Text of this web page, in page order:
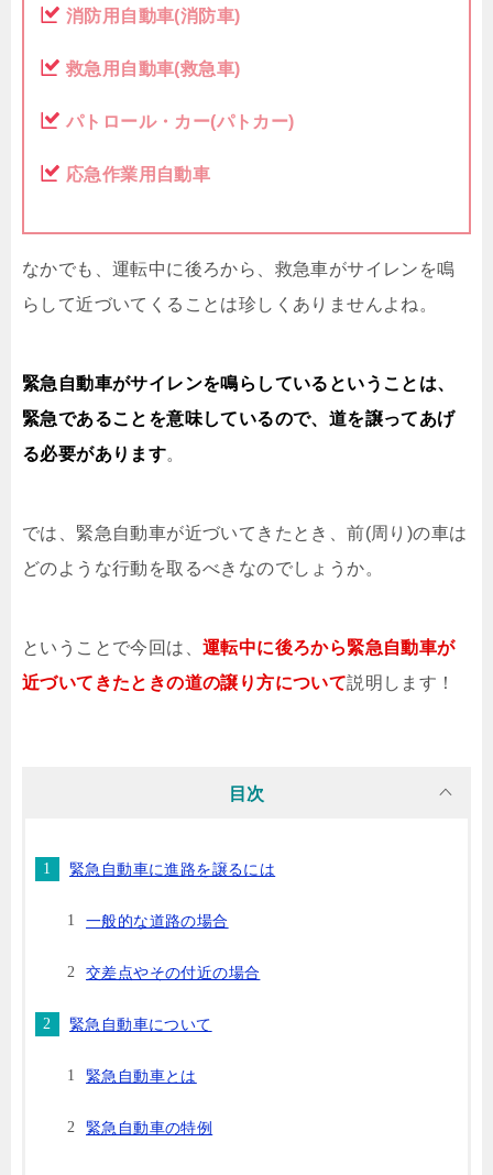
消防用自動車(消防車)
救急用自動車(救急車)
パトロール・カー(パトカー)
応急作業用自動車
なかでも、運転中に後ろから、救急車がサイレンを鳴
らして近づいてくることは珍しくありませんよね。
緊急自動車がサイレンを鳴らしているということは、
緊急であることを意味しているので、道を譲ってあげ
る必要があります。
では、緊急自動車が近づいてきたとき、前(周り)の車は
どのような行動を取るべきなのでしょうか。
ということで今回は、 運転中に後ろから緊急自動車が
近づいてきたときの道の譲り方について説明します！
目次
緊急自動車に進路を譲るには
一般的な道路の場合
交差点やその付近の場合
緊急自動車について
緊急自動車とは
緊急自動車の特例